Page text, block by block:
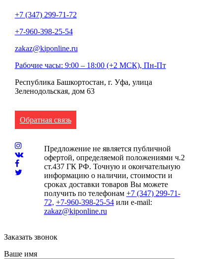
+7 (347) 299-71-72
+7-960-398-25-54
zakaz@kiponline.ru
Рабочие часы: 9:00 – 18:00 (+2 МСК), Пн-Пт
Республика Башкортостан, г. Уфа, улица
Зеленодольская, дом 63
Обратная связь
Предложение не является публичной
офертой, определяемой положениями ч.2
ст.437 ГК РФ. Точную и окончательную
информацию о наличии, стоимости и
сроках доставки товаров Вы можете
получить по телефонам +7 (347) 299-71-
72, +7-960-398-25-54или e-mail:
zakaz@kiponline.ru
Заказать звонок
Ваше имя